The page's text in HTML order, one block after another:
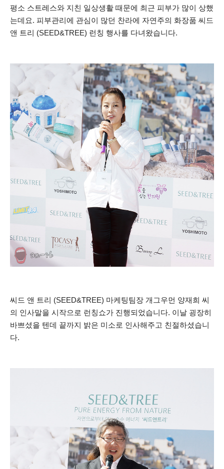
평소 스트레스와 지친 일상생활 때문에 최근 피부가 많이 상했
는데요. 피부관리에 관심이 많던 찬라에 자연주의 화장품 씨드
앤 트리 (SEED&TREE) 런칭 행사를 다녀왔습니다.
씨드 앤 트리 (SEED&TREE) 마케팅팀장 개그우먼 양재희 씨
의 인사말을 시작으로 런칭쇼가 진행되었습니다. 이날 굉장히
바쁘셨을 텐데 끝까지 밝은 미소로 인사해주고 친절하셨습니
다.